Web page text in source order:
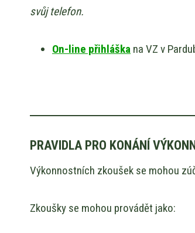
svůj telefon.
On-line přihláška na VZ v
PRAVIDLA PRO KONÁNÍ
Výkonnostních zkoušek se mohou
Zkoušky se mohou provádět jako: